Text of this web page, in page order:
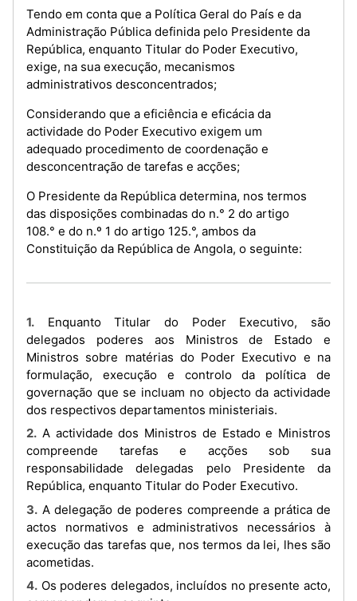
Tendo em conta que a Política Geral do País e da
Administração Pública definida pelo Presidente da
República, enquanto Titular do Poder Executivo,
exige, na sua execução, mecanismos
administrativos desconcentrados;
Considerando que a eficiência e eficácia da
actividade do Poder Executivo exigem um
adequado procedimento de coordenação e
desconcentração de tarefas e acções;
O Presidente da República determina, nos termos
das disposições combinadas do n.° 2 do artigo
108.° e do n.º 1 do artigo 125.°, ambos da
Constituição da República de Angola, o seguinte:
1. Enquanto Titular do Poder Executivo, são
delegados poderes aos Ministros de Estado e
Ministros sobre matérias do Poder Executivo e na
formulação, execução e controlo da política de
governação que se incluam no objecto da actividade
dos respectivos departamentos ministeriais.
2. A actividade dos Ministros de Estado e Ministros
compreende tarefas e acções sob sua
responsabilidade delegadas pelo Presidente da
República, enquanto Titular do Poder Executivo.
3. A delegação de poderes compreende a prática de
actos normativos e administrativos necessários à
execução das tarefas que, nos termos da lei, lhes são
acometidas.
4. Os poderes delegados, incluídos no presente acto,